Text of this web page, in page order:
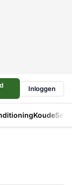
Inloggen
Koude